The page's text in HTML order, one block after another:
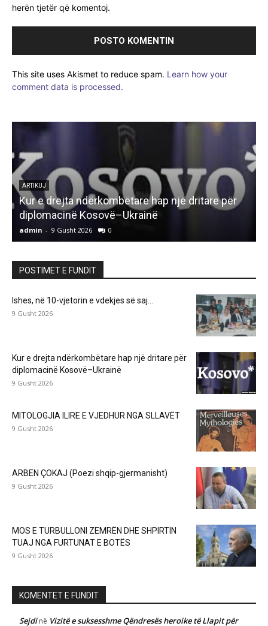
herën tjetër që komentoj.
This site uses Akismet to reduce spam. Learn how your
comment data is processed.
ARTIKUJ
Kur e drejta ndërkombëtare hap një dritare për
diplomacinë Kosovë–Ukrainë
admin - 9 Gusht 2026 0
POSTIMET E FUNDIT
Ishes, në 10-vjetorin e vdekjes së saj…
9 Gusht 2026
Kur e drejta ndërkombëtare hap një dritare për
diplomacinë Kosovë–Ukrainë
9 Gusht 2026
MITOLOGJIA ILIRE E VJEDHUR NGA SLLAVËT
9 Gusht 2026
ARBEN ÇOKAJ (Poezi shqip-gjermanisht)
9 Gusht 2026
MOS E TURBULLONI ZEMRËN DHE SHPIRTIN
TUAJ NGA FURTUNAT E BOTËS
9 Gusht 2026
KOMENTET E FUNDIT
Sejdinë Vizitë e suksesshme Qëndresës heroike të Llapit për